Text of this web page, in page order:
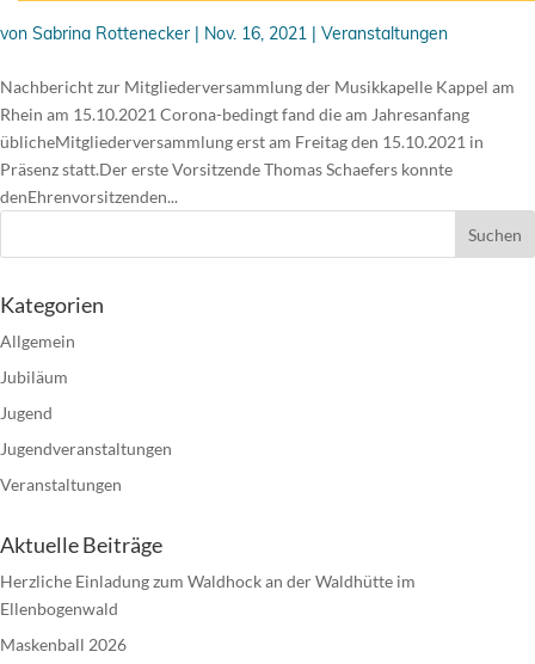
von Sabrina Rottenecker | Nov. 16, 2021 | Veranstaltungen
Nachbericht zur Mitgliederversammlung der Musikkapelle Kappel am
Rhein am 15.10.2021 Corona-bedingt fand die am Jahresanfang
üblicheMitgliederversammlung erst am Freitag den 15.10.2021 in
Präsenz statt.Der erste Vorsitzende Thomas Schaefers konnte
denEhrenvorsitzenden...
Kategorien
Allgemein
Jubiläum
Jugend
Jugendveranstaltungen
Veranstaltungen
Aktuelle Beiträge
Herzliche Einladung zum Waldhock an der Waldhütte im
Ellenbogenwald
Maskenball 2026